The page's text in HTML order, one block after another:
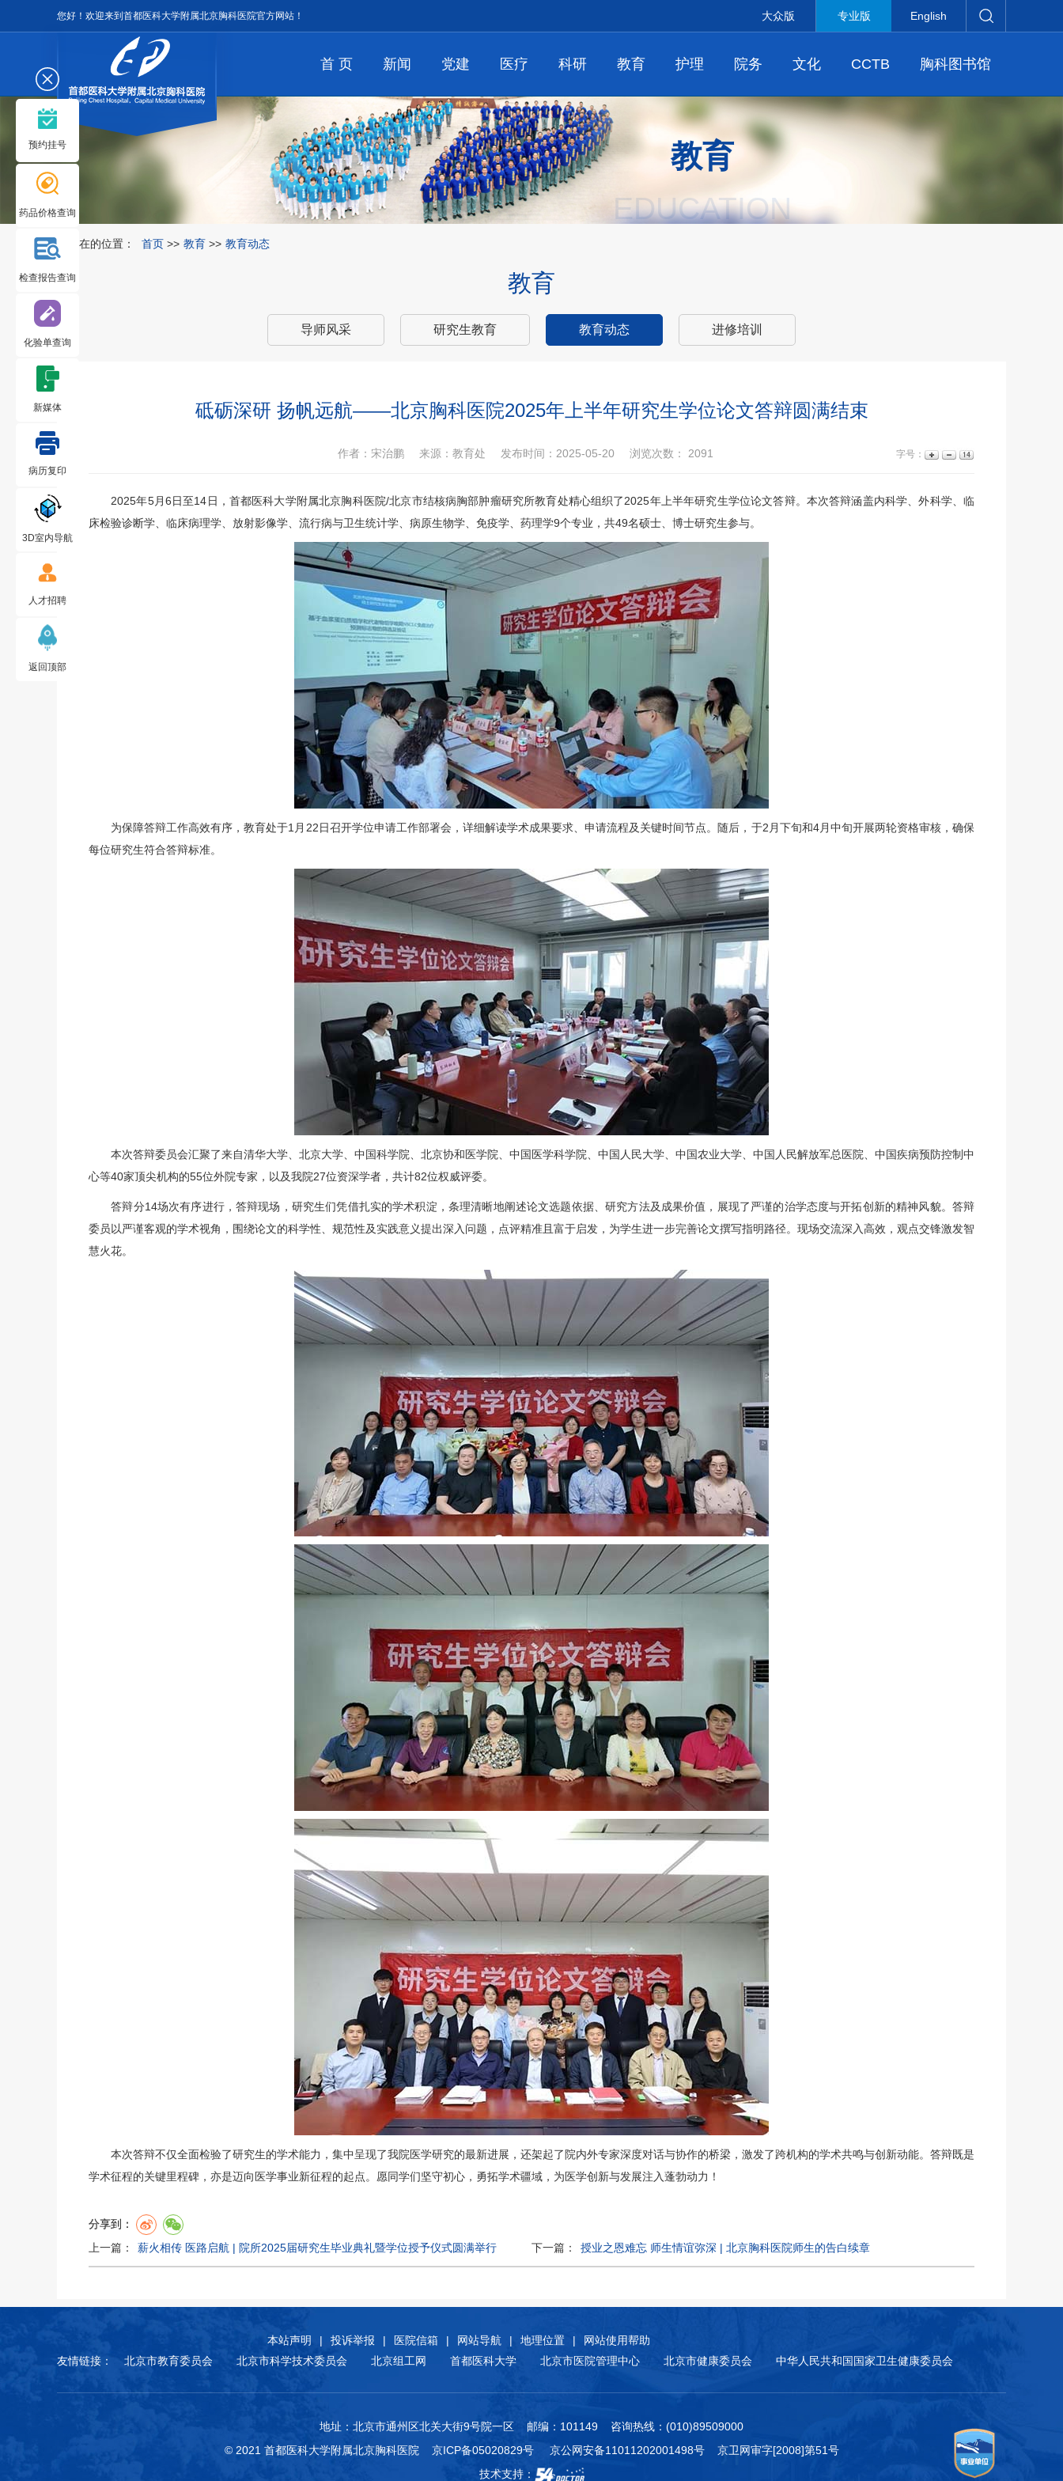
您好！欢迎来到首都医科大学附属北京胸科医院官方网站！ 大众版 专业版 English
首 页 新闻 党建 医疗 科研 教育 护理 院务 文化 CCTB 胸科图书馆
教育
EDUCATION
您所在的位置： 首页 >> 教育 >> 教育动态
教育
导师风采 研究生教育 教育动态 进修培训
砥砺深研 扬帆远航——北京胸科医院2025年上半年研究生学位论文答辩圆满结束
作者：宋治鹏 来源：教育处 发布时间：2025-05-20 浏览次数： 2091 字号：
2025年5月6日至14日，首都医科大学附属北京胸科医院/北京市结核病胸部肿瘤研究所教育处精心组织了2025年上半年研究生学位论文答辩。本次答辩涵盖内科学、外科学、临
床检验诊断学、临床病理学、放射影像学、流行病与卫生统计学、病原生物学、免疫学、药理学9个专业，共49名硕士、博士研究生参与。
为保障答辩工作高效有序，教育处于1月22日召开学位申请工作部署会，详细解读学术成果要求、申请流程及关键时间节点。随后，于2月下旬和4月中旬开展两轮资格审核，确保
每位研究生符合答辩标准。
本次答辩委员会汇聚了来自清华大学、北京大学、中国科学院、北京协和医学院、中国医学科学院、中国人民大学、中国农业大学、中国人民解放军总医院、中国疾病预防控制中
心等40家顶尖机构的55位外院专家，以及我院27位资深学者，共计82位权威评委。
答辩分14场次有序进行，答辩现场，研究生们凭借扎实的学术积淀，条理清晰地阐述论文选题依据、研究方法及成果价值，展现了严谨的治学态度与开拓创新的精神风貌。答辩
委员以严谨客观的学术视角，围绕论文的科学性、规范性及实践意义提出深入问题，点评精准且富于启发，为学生进一步完善论文撰写指明路径。现场交流深入高效，观点交锋激发智
慧火花。
本次答辩不仅全面检验了研究生的学术能力，集中呈现了我院医学研究的最新进展，还架起了院内外专家深度对话与协作的桥梁，激发了跨机构的学术共鸣与创新动能。答辩既是
学术征程的关键里程碑，亦是迈向医学事业新征程的起点。愿同学们坚守初心，勇拓学术疆域，为医学创新与发展注入蓬勃动力！
分享到：
上一篇： 薪火相传 医路启航 | 院所2025届研究生毕业典礼暨学位授予仪式圆满举行 下一篇： 授业之恩难忘 师生情谊弥深 | 北京胸科医院师生的告白续章
本站声明 | 投诉举报 | 医院信箱 | 网站导航 | 地理位置 |
网站使用帮助
友情链接：
北京市教育委员会 北京市科学技术委员会 北京组工网 首都医科大学 北京市医院管理中心 北京市健康委员会 中华人民共和国国家卫生健康委员会
地址：北京市通州区北关大街9号院一区 邮编：101149 咨询热线：(010)89509000
© 2021 首都医科大学附属北京胸科医院 京ICP备05020829号京公网安备11011202001498号 京卫网审字[2008]第51号
技术支持：
预约挂号
药品价格查询
检查报告查询
化验单查询
新媒体
病历复印
3D室内导航
人才招聘
返回顶部